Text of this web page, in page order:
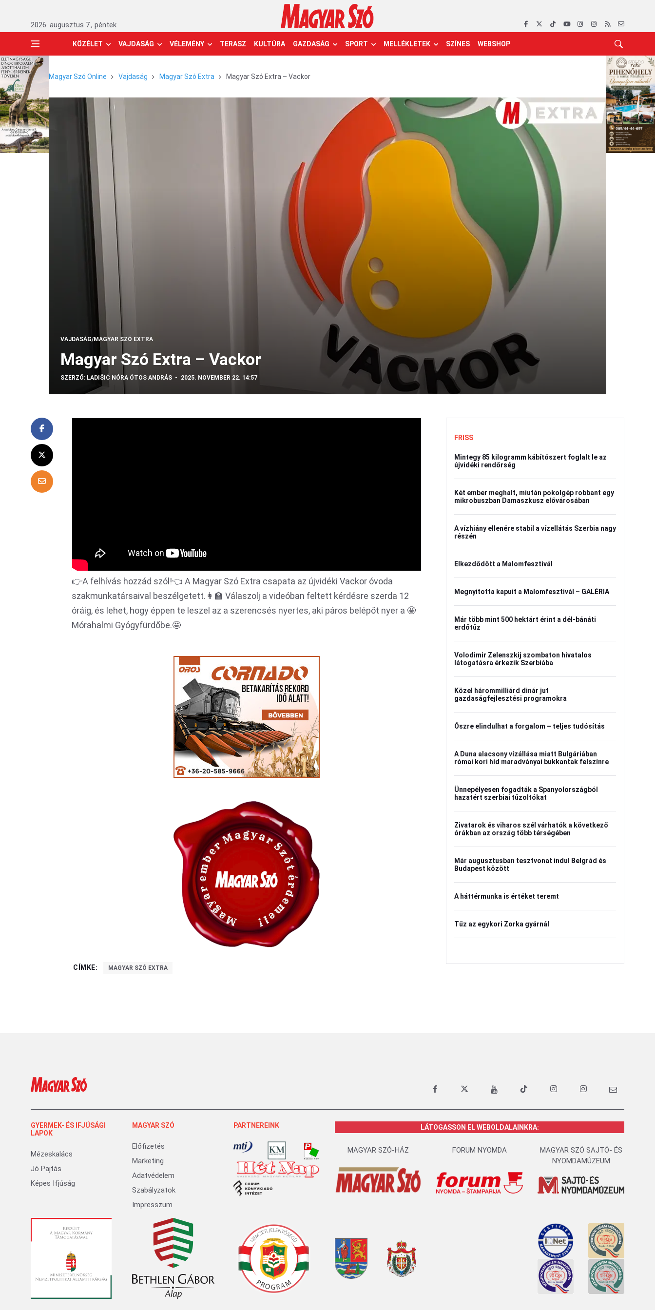
2026. augusztus 7., péntek
KÖZÉLET VAJDASÁG VÉLEMÉNY TERASZ KULTÚRA GAZDASÁG SPORT MELLÉKLETEK SZÍNES WEBSHOP
Magyar Szó Online Vajdaság Magyar Szó Extra Magyar Szó Extra – Vackor
VAJDASÁG/MAGYAR SZÓ EXTRA
Magyar Szó Extra – Vackor
SZERZŐ: LADIŠIĆ NÓRA ÓTOS ANDRÁS 2025. NOVEMBER 22. 14:57
👉A felhívás hozzád szól!👈 A Magyar Szó Extra csapata az újvidéki Vackor óvoda
szakmunkatársaival beszélgetett.👩‍🏫 Válaszolj a videóban feltett kérdésre szerda 12
óráig, és lehet, hogy éppen te leszel az a szerencsés nyertes, aki páros belépőt nyer a 🤩
Mórahalmi Gyógyfürdőbe.🤩
CÍMKE: MAGYAR SZÓ EXTRA
FRISS
Mintegy 85 kilogramm kábítószert foglalt le az
újvidéki rendőrség
Két ember meghalt, miután pokolgép robbant egy
mikrobuszban Damaszkusz elővárosában
A vízhiány ellenére stabil a vízellátás Szerbia nagy
részén
Elkezdődött a Malomfesztivál
Megnyitotta kapuit a Malomfesztivál – GALÉRIA
Már több mint 500 hektárt érint a dél-bánáti
erdőtűz
Volodimir Zelenszkij szombaton hivatalos
látogatásra érkezik Szerbiába
Közel hárommilliárd dinár jut
gazdaságfejlesztési programokra
Őszre elindulhat a forgalom – teljes tudósítás
A Duna alacsony vízállása miatt Bulgáriában
római kori híd maradványai bukkantak felszínre
Ünnepélyesen fogadták a Spanyolországból
hazatért szerbiai tűzoltókat
Zivatarok és viharos szél várhatók a következő
órákban az ország több térségében
Már augusztusban tesztvonat indul Belgrád és
Budapest között
A háttérmunka is értéket teremt
Tűz az egykori Zorka gyárnál
GYERMEK- ÉS IFJÚSÁGI
LAPOK
Mézeskalács
Jó Pajtás
Képes Ifjúság
MAGYAR SZÓ
Előfizetés
Marketing
Adatvédelem
Szabályzatok
Impresszum
PARTNEREINK LÁTOGASSON EL WEBOLDALAINKRA:
MAGYAR SZÓ-HÁZ FORUM NYOMDA
MAGYAR SZÓ SAJTÓ- ÉS
NYOMDAMÚZEUM